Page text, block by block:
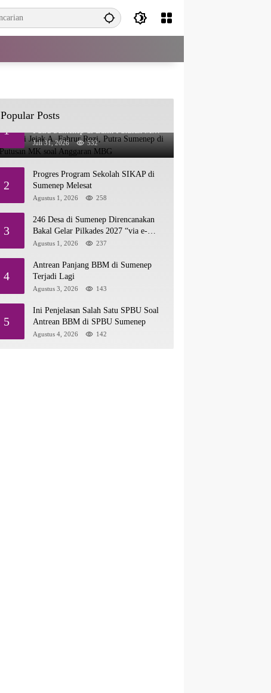
Popular Posts
1
Menelusuri Jejak A. Fahrur Rozi,
Putra Sumenep di Balik Putusan MK
soal Anggaran MBG
Juli 31, 2026 532
2
Progres Program Sekolah SIKAP di
Sumenep Melesat
Agustus 1, 2026 258
3
246 Desa di Sumenep Direncanakan
Bakal Gelar Pilkades 2027 “via e-
Voting”
Agustus 1, 2026 237
4
Antrean Panjang BBM di Sumenep
Terjadi Lagi
Agustus 3, 2026 143
5
Ini Penjelasan Salah Satu SPBU Soal
Antrean BBM di SPBU Sumenep
Agustus 4, 2026 142